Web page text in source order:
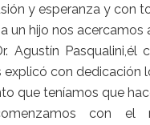
y esperanza y con
un hijo nos acercamos
Agustín Pasqualini ,él
con dedicación
que teníamos que
con el